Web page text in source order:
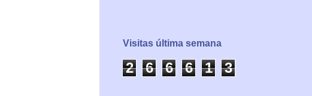
Visitas última semana
2 6 6 6 1 3